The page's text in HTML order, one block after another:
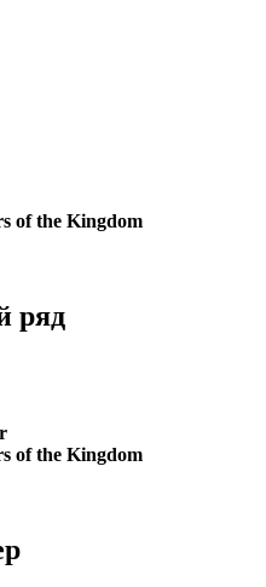
of the Kingdom
ряд
of the Kingdom